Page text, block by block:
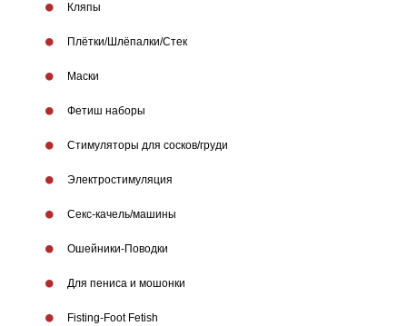
Кляпы
Плётки/Шлёпалки/Стек
Маски
Фетиш наборы
Стимуляторы для сосков/груди
Электростимуляция
Секс-качель/машины
Ошейники-Поводки
Для пениса и мошонки
Fisting-Foot Fetish